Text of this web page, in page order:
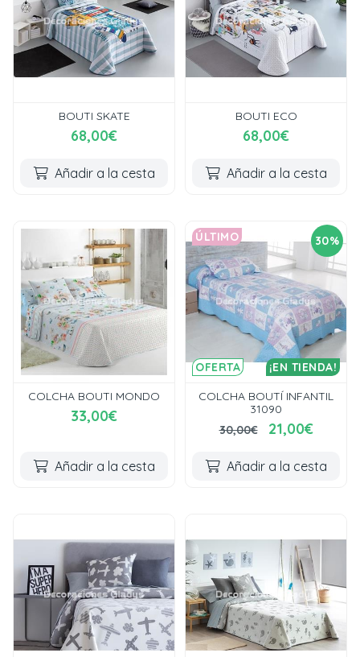
BOUTI SKATE
68,00€
Añadir a la cesta
BOUTI ECO
68,00€
Añadir a la cesta
COLCHA BOUTI MONDO
33,00€
Añadir a la cesta
30%
OFERTA ¡EN TIENDA!
ÚLTIMO
COLCHA BOUTÍ INFANTIL
31090
30,00€
21,00€
Añadir a la cesta